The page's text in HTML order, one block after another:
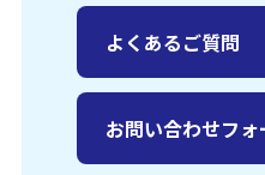
よくあるご質問
お問い合わせフォ